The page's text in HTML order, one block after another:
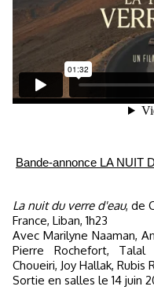
Bande-annonce LA NUIT
La nuit du verre d'eau, de
France, Liban, 1h23
Avec Marilyne Naaman,
Pierre Rochefort, Talal
Choueiri, Joy Hallak, Rubis
Sortie en salles le 14 juin